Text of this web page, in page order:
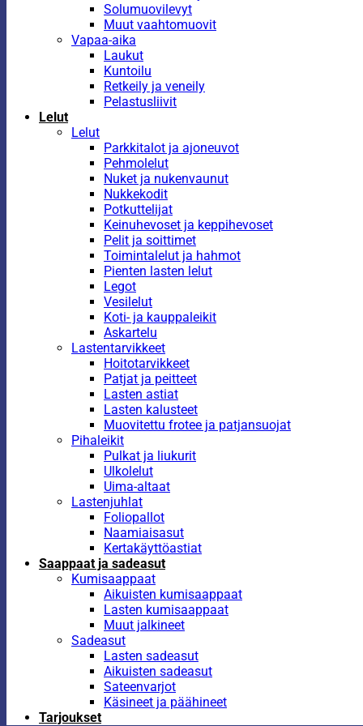
Solumuovilevyt
Muut vaahtomuovit
Vapaa-aika
Laukut
Kuntoilu
Retkeily ja veneily
Pelastusliivit
Lelut
Lelut
Parkkitalot ja ajoneuvot
Pehmolelut
Nuket ja nukenvaunut
Nukkekodit
Potkuttelijat
Keinuhevoset ja keppihevoset
Pelit ja soittimet
Toimintalelut ja hahmot
Pienten lasten lelut
Legot
Vesilelut
Koti- ja kauppaleikit
Askartelu
Lastentarvikkeet
Hoitotarvikkeet
Patjat ja peitteet
Lasten astiat
Lasten kalusteet
Muovitettu frotee ja patjansuojat
Pihaleikit
Pulkat ja liukurit
Ulkolelut
Uima-altaat
Lastenjuhlat
Foliopallot
Naamiaisasut
Kertakäyttöastiat
Saappaat ja sadeasut
Kumisaappaat
Aikuisten kumisaappaat
Lasten kumisaappaat
Muut jalkineet
Sadeasut
Lasten sadeasut
Aikuisten sadeasut
Sateenvarjot
Käsineet ja päähineet
Tarjoukset